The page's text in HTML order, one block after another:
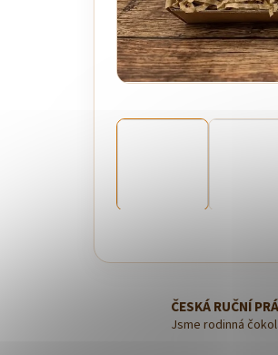
ČESKÁ RUČNÍ
Jsme rodinná